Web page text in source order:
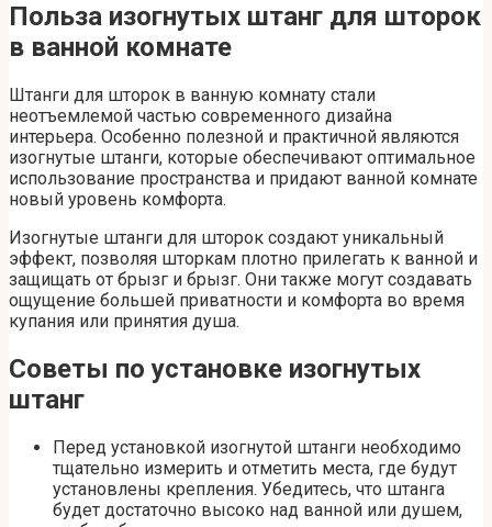
Польза изогнутых штанг для шторок
в ванной комнате
Штанги для шторок в ванную комнату стали
неотъемлемой частью современного дизайна
интерьера. Особенно полезной и практичной являются
изогнутые штанги, которые обеспечивают оптимальное
использование пространства и придают ванной комнате
новый уровень комфорта.
Изогнутые штанги для шторок создают уникальный
эффект, позволяя шторкам плотно прилегать к ванной и
защищать от брызг и брызг. Они также могут создавать
ощущение большей приватности и комфорта во время
купания или принятия душа.
Советы по установке изогнутых
штанг
Перед установкой изогнутой штанги необходимо
тщательно измерить и отметить места, где будут
установлены крепления. Убедитесь, что штанга
будет достаточно высоко над ванной или душем,